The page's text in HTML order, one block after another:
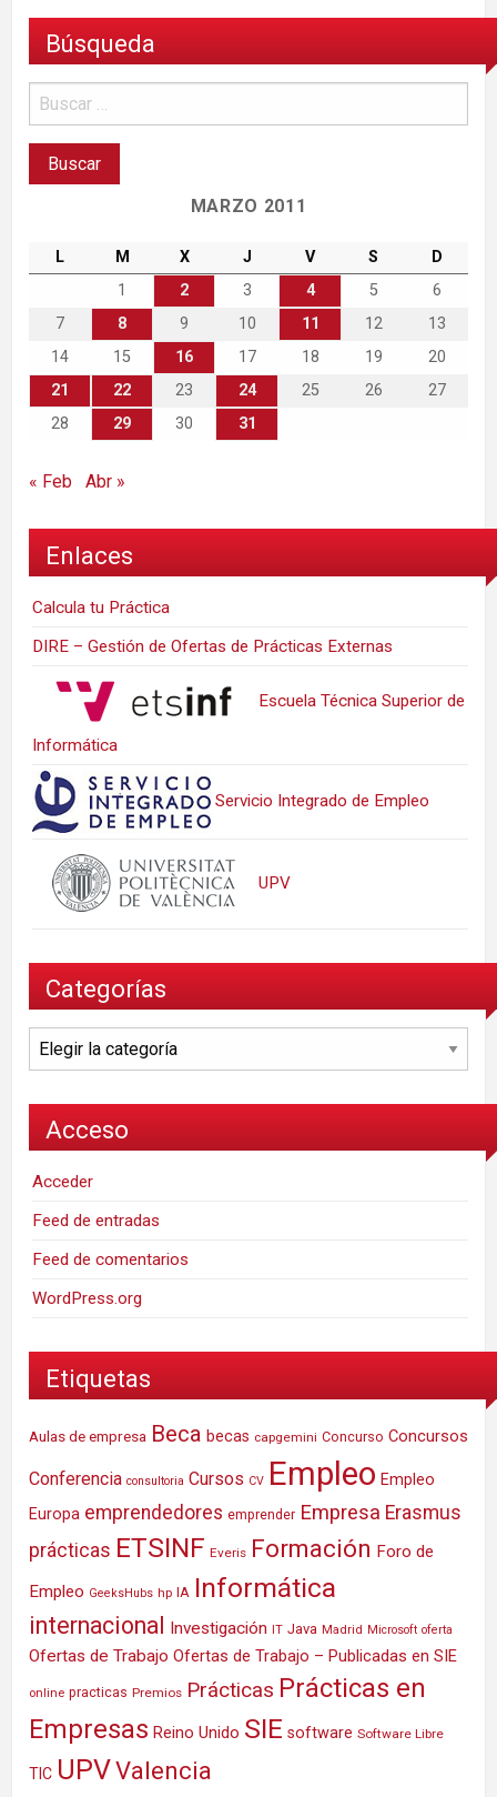
Búsqueda
MARZO 2011
L M X J V S
D
1
2 3 4 5
6
7
8 9 10 11 12
13
14
15 16 17 18 19
20
21
22 23 24 25 26
27
28
29 30 31
« Feb Abr »
Enlaces
Calcula tu Práctica
DIRE – Gestión de Ofertas de Prácticas Externas
Escuela Técnica Superior de
Informática
Servicio Integrado de Empleo
UPV
Categorías
Categorías
Acceso
Acceder
Feed de entradas
Feed de comentarios
WordPress.org
Etiquetas
Aulas de empresa Beca becas capgemini Concurso Concursos
Conferencia consultoria Cursos CV Empleo Empleo
Europa emprendedores emprender Empresa Erasmus
prácticas ETSINF Everis Formación Foro de
Empleo GeeksHubs hp IA Informática
internacional Investigación IT Java Madrid Microsoft oferta
Ofertas de Trabajo Ofertas de Trabajo – Publicadas en SIE
online practicas Premios Prácticas Prácticas en
Empresas Reino Unido SIE software Software Libre
TIC UPVValencia